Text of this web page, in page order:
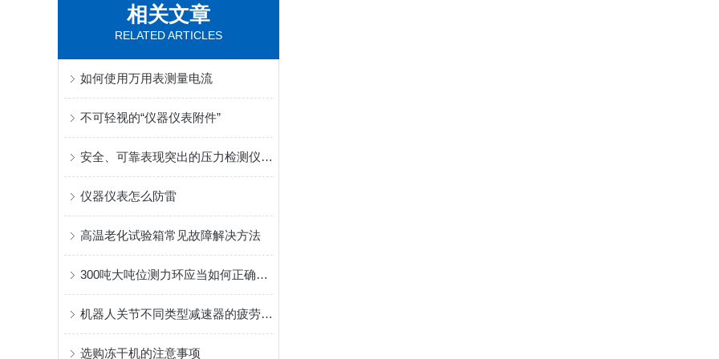
相关文章
RELATED ARTICLES
如何使用万用表测量电流
不可轻视的“仪器仪表附件”
安全、可靠表现突出的压力检测仪表--压力变送器
仪器仪表怎么防雷
高温老化试验箱常见故障解决方法
300吨大吨位测力环应当如何正确使用？
机器人关节不同类型减速器的疲劳测试与效率测试
选购冻干机的注意事项